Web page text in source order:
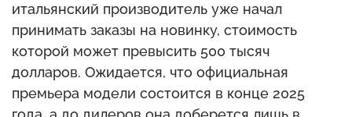
итальянский производитель уже начал
принимать заказы на новинку, стоимость
которой может превысить 500 тысяч
долларов. Ожидается, что официальная
премьера модели состоится в конце 2025